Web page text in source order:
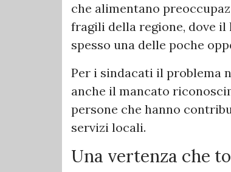
che alimentano
fragili della regione, dove
spesso una delle poche
Per i sindacati il problema
anche il mancato
persone che hanno
servizi locali.
Una vertenza che